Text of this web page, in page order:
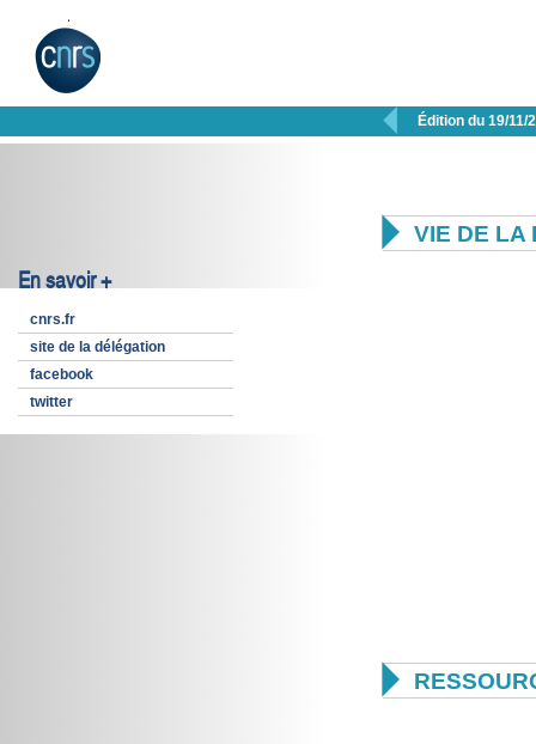
 Édition du 19/11/
En savoir +
cnrs.fr
site de la délégation
facebook
twitter
 VIE DE LA
